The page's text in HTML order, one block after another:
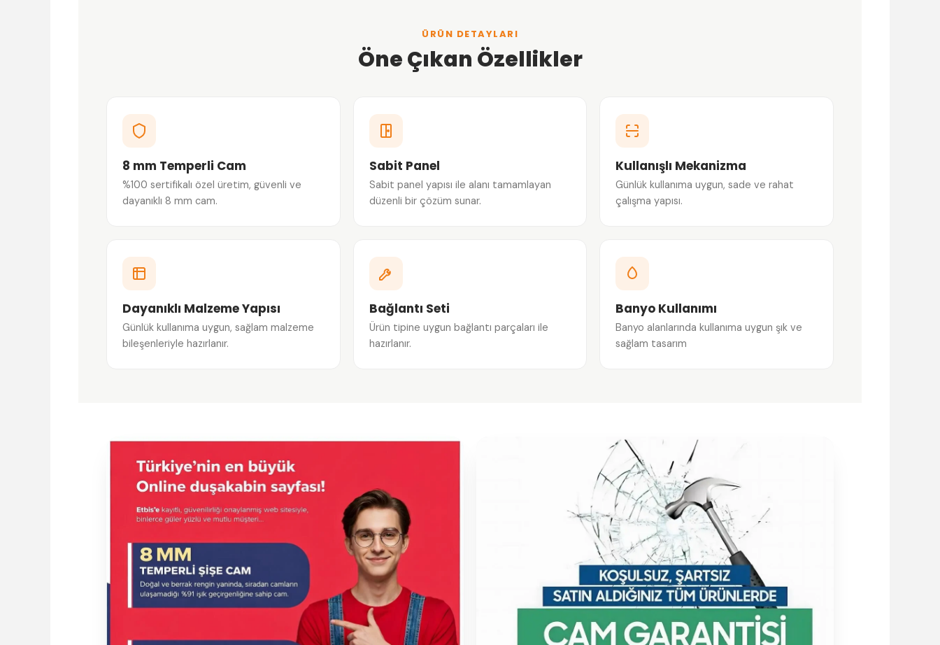
ÜRÜN DETAYLARI
Öne Çıkan Özellikler
8 mm Temperli Cam
%100 sertifikalı özel üretim, güvenli ve
dayanıklı 8 mm cam.
Sabit Panel
Sabit panel yapısı ile alanı tamamlayan
düzenli bir çözüm sunar.
Kullanışlı Mekanizma
Günlük kullanıma uygun, sade ve rahat
çalışma yapısı.
Dayanıklı Malzeme Yapısı
Günlük kullanıma uygun, sağlam malzeme
bileşenleriyle hazırlanır.
Bağlantı Seti
Ürün tipine uygun bağlantı parçaları ile
hazırlanır.
Banyo Kullanımı
Banyo alanlarında kullanıma uygun şık ve
sağlam tasarım